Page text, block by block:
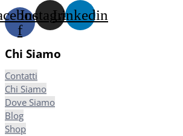
f
InstagramLinkedin
Chi Siamo
Contatti
Chi Siamo
Dove Siamo
Blog
Shop